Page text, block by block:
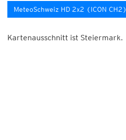
MeteoSchweiz HD 2x2 (ICON CH2)
Kartenausschnitt ist Steiermark.